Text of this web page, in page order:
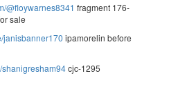
@floywarnes8341 fragment 176-
sale
janisbanner170 ipamorelin before
shanigresham94cjc-1295